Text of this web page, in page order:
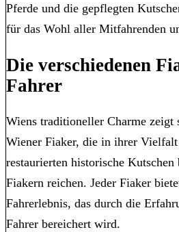
Pferde und die gepflegten
für das Wohl aller Mitfahrenden
Die verschiedenen
Fahrer
Wiens traditioneller Charme zeigt
Wiener Fiaker, die in ihrer
restaurierten historische
Fiakern reichen. Jeder Fiaker
Fahrerlebnis, das durch die
Fahrer bereichert wird.